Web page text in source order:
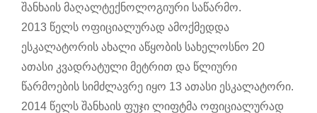
შანხაის მაღალტექნოლოგიური საწარმო.
2013 წელს ოფიციალურად ამოქმედდა
ესკალატორის ახალი აწყობის სახელოსნო 20
ათასი კვადრატული მეტრით და წლიური
წარმოების სიმძლავრე იყო 13 ათასი ესკალატორი.
2014 წელს შანხაის ფუჯი ლიფტმა ოფიციალურად